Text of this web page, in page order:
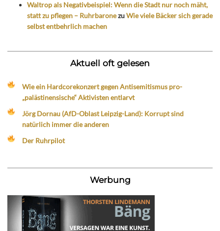
Waltrop als Negativbeispiel: Wenn die Stadt nur noch mäht,
statt zu pflegen – RuhrbaronezuWie viele Bäcker sich gerade
selbst entbehrlich machen
Aktuell oft gelesen
Wie ein Hardcorekonzert gegen Antisemitismus pro-
„palästinensische“ Aktivisten entlarvt
Jörg Dornau (AfD-Oblast Leipzig-Land): Korrupt sind
natürlich immer die anderen
Der Ruhrpilot
Werbung